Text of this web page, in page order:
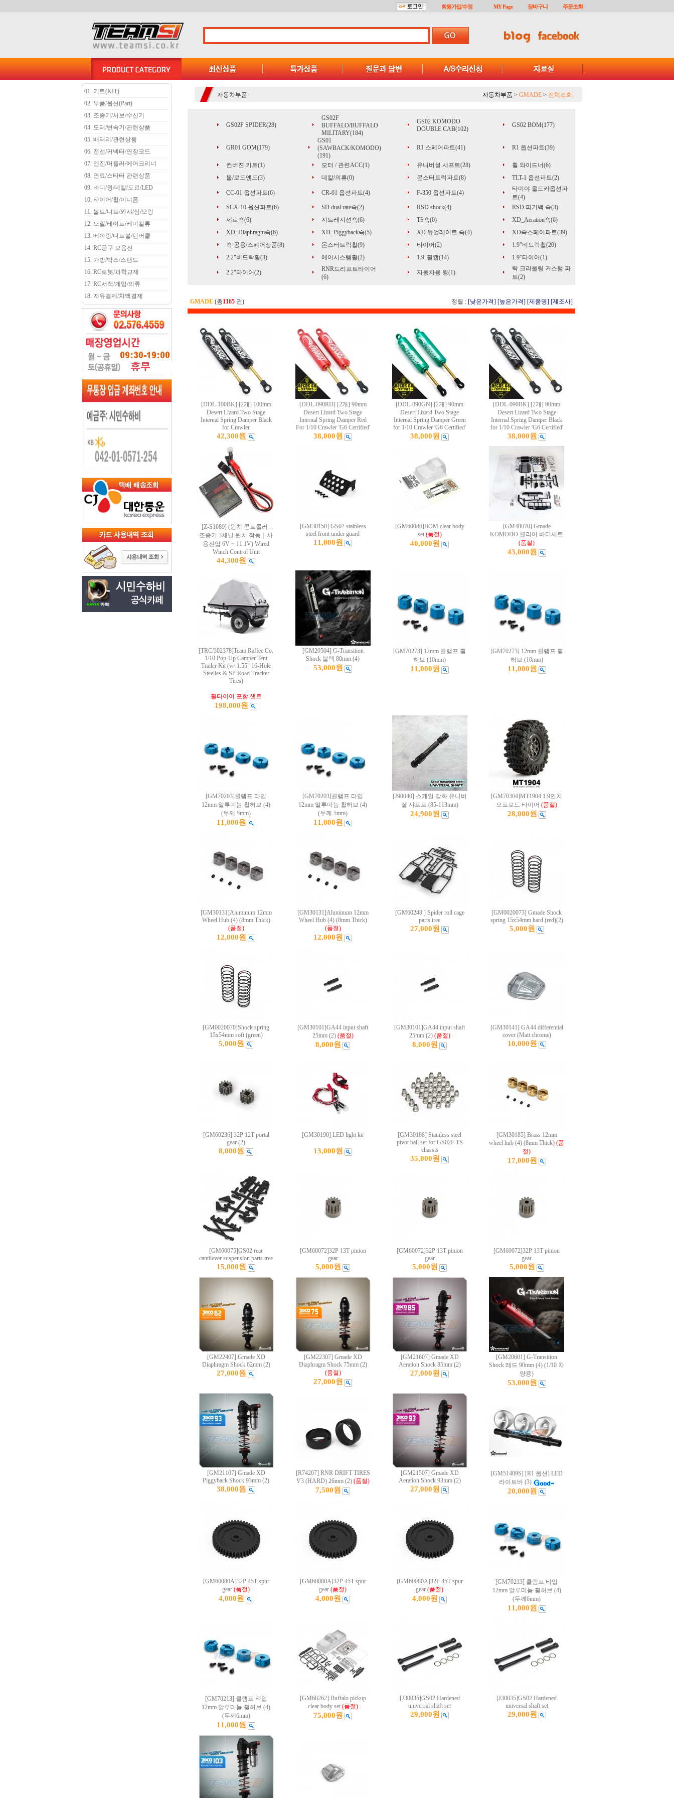
회원가입/수정 MY Page 장바구니 주문조회
01. 키트(KIT)
02. 부품/옵션(Part)
03. 조종기/서보/수신기
04. 모터/변속기/관련상품
05. 배터리/관련상품
06. 전선/커넥터/연장코드
07. 엔진/머플러/에어크리너
08. 연료/스타터 관련상품
09. 바디/윙/데칼/도료/LED
10. 타이어/휠/이너폼
11. 볼트/너트/와샤/심/오링
12. 오일/테이프/케미컬류
13. 베아링/디프볼/턴버클
14. RC공구 모음전
15. 가방/박스/스탠드
16. RC로봇/과학교재
17. RC서적/게임/의류
18. 자유결제/차액결제
자동차부품 자동차부품 > GMADE> 전체조회
GS02F SPIDER(28)
GS02F
BUFFALO/BUFFALO
MILITARY(184)
GS02 KOMODO
DOUBLE CAB(102)
GS02 BOM(177)
GR01 GOM(179)
GS01
(SAWBACK/KOMODO)
(191)
R1 스페어파트(41) R1 옵션파트(39)
컨버젼 키트(1) 모터 / 관련ACC(1) 유니버셜 샤프트(28)
휠 와이드너(6)
볼/로드엔드(3)
데칼/의류(0) 몬스터트럭파트(8) TLT-1 옵션파트(2)
CC-01 옵션파트(6) CR-01 옵션파트(4) F-350 옵션파트(4)
타미야 올드카옵션파
트(4)
SCX-10 옵션파트(6)
SD dual rate쇽(2) RSD shock(4)
RSD 피기백 쇽(3)
제로쇽(6)
지트레지션쇽(6) TS쇽(0)
XD_Aeration쇽(6)
XD_Diaphragm쇽(6)
XD_Piggyback쇽(5) XD 듀얼레이트 쇽(4)
XD쇽스페어파트(39)
쇽 공용/스페어상품(8)
몬스터트럭휠(9) 타이어(2)
1.9"비드락휠(20)
2.2"비드락휠(3)
에어시스템휠(2) 1.9"휠캡(14) 1.9"타이어(1)
2.2"타이어(2)
RNR드리프트타이어
(6)
자동차용 윙(1)
락 크라울링 커스텀 파
트(2)
GMADE (총1165 건) 정렬 : [낮은가격] [높은가격] [제품명] [제조사]
[DDL-100BK] [2개] 100mm
Desert Lizard Two Stage
Internal Spring Damper Black
for Crawler
42,300원
[DDL-090RD] [2개] 90mm
Desert Lizard Two Stage
Internal Spring Damper Red
For 1/10 Crawler 'G6 Certified'
38,000원
[DDL-090GN] [2개] 90mm
Desert Lizard Two Stage
Internal Spring Damper Green
for 1/10 Crawler 'G6 Certified'
38,000원
[DDL-090BK] [2개] 90mm
Desert Lizard Two Stage
Internal Spring Damper Black
for 1/10 Crawler 'G6 Certified'
38,000원
[Z-S1089] (윈치 콘트롤러 :
조종기 3채널 윈치 작동｜사
용전압 6V ~ 11.1V) Wired
Winch Control Unit
44,300원
[GM30150] GS02 stainless
steel front under guard
11,000원
[GM60086]BOM clear body
set (품절)
40,000원
[GM40070] Gmade
KOMODO 클리어 바디세트
(품절)
43,000원
[TRC/302378]Team Raffee Co.
1/10 Pop-Up Camper Tent
Trailer Kit (w/ 1.55" 16-Hole
Steelies & SP Road Tracker
Tires)
휠타이어 포함 셋트
198,000원
[GM20504] G-Transition
Shock 블랙 80mm (4)
53,000원
[GM70273] 12mm 클램프 휠
허브 (10mm)
11,000원
[GM70273] 12mm 클램프 휠
허브 (10mm)
11,000원
[GM70203]클램프 타입
12mm 알루미늄 휠허브 (4)
(두께 5mm)
11,000원
[GM70203]클램프 타입
12mm 알루미늄 휠허브 (4)
(두께 5mm)
11,000원
[J90040] 스케일 강화 유니버
셜 샤프트 (85-113mm)
24,900원
[GM70304]MT1904 1.9인치
오프로드 타이어 (품절)
28,000원
[GM30131]Aluminum 12mm
Wheel Hub (4) (8mm Thick)
(품절)
12,000원
[GM30131]Aluminum 12mm
Wheel Hub (4) (8mm Thick)
(품절)
12,000원
[GM60248 ] Spider roll cage
parts tree
27,000원
[GM0020073] Gmade Shock
spring 15x54mm hard (red)(2)
5,000원
[GM0020070]Shock spring
15x54mm soft (green)
5,000원
[GM30101]GA44 input shaft
25mm (2) (품절)
8,000원
[GM30101]GA44 input shaft
25mm (2) (품절)
8,000원
[GM30141] GA44 differential
cover (Matt chrome)
10,000원
[GM60236] 32P 12T portal
gear (2)
8,000원
[GM30190] LED light kit
13,000원
[GM30188] Stainless steel
pivot ball set for GS02F TS
chassis
35,000원
[GM30185] Brass 12mm
wheel hub (4) (8mm Thick) (품
절)
17,000원
[GM60075]GS02 rear
cantilever suspension parts tree
15,000원
[GM60072]32P 13T pinion
gear
5,000원
[GM60072]32P 13T pinion
gear
5,000원
[GM60072]32P 13T pinion
gear
5,000원
[GM22407] Gmade XD
Diaphragm Shock 62mm (2)
27,000원
[GM22307] Gmade XD
Diaphragm Shock 75mm (2)
(품절)
27,000원
[GM21607] Gmade XD
Aeration Shock 85mm (2)
27,000원
[GM20601] G-Transition
Shock 레드 90mm (4) (1/10 차
량용)
53,000원
[GM21107] Gmade XD
Piggyback Shock 93mm (2)
38,000원
[R74207] RNR DRIFT TIRES
V3 (HARD) 26mm (2) (품절)
7,500원
[GM21507] Gmade XD
Aeration Shock 93mm (2)
27,000원
[GM51409S] [R1 옵션] LED
라이트바 (3)
20,000원
[GM60080A]32P 45T spur
gear (품절)
4,000원
[GM60080A]32P 45T spur
gear (품절)
4,000원
[GM60080A]32P 45T spur
gear (품절)
4,000원
[GM70213] 클램프 타입
12mm 알루미늄 휠허브 (4)
(두께6mm)
11,000원
[GM70213] 클램프 타입
12mm 알루미늄 휠허브 (4)
(두께6mm)
11,000원
[GM60262] Buffalo pickup
clear body set (품절)
75,000원
[J30035]GS02 Hardened
universal shaft set
29,000원
[J30035]GS02 Hardened
universal shaft set
29,000원